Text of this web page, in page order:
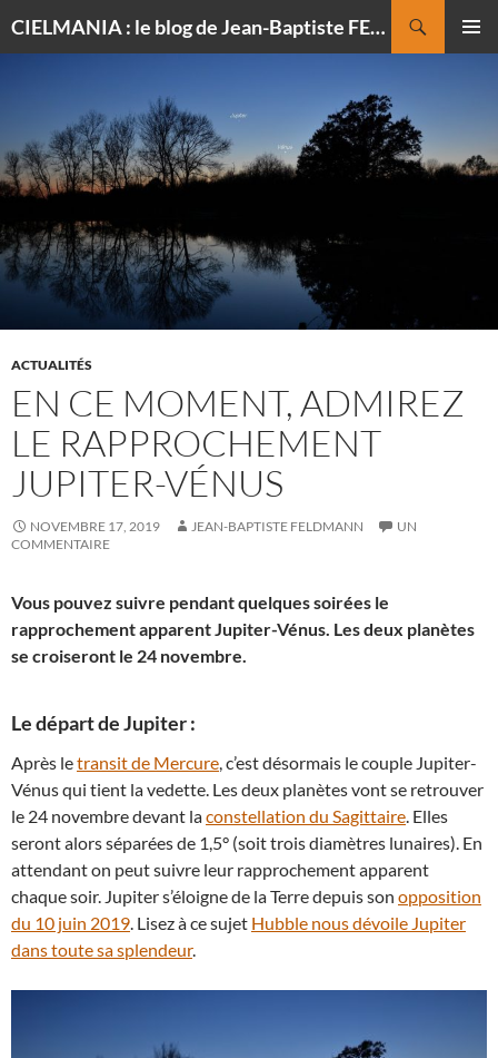
CIELMANIA : le blog de Jean-Baptiste FELDMANN, photographe du ciel
ACTUALITÉS
EN CE MOMENT, ADMIREZ
LE RAPPROCHEMENT
JUPITER-VÉNUS
NOVEMBRE 17, 2019 JEAN-BAPTISTE FELDMANN
UN
COMMENTAIRE
Vous pouvez suivre pendant quelques soirées le
rapprochement apparent Jupiter-Vénus. Les deux planètes
se croiseront le 24 novembre.
Le départ de Jupiter :
Après letransit de Mercure, c’est désormais le couple Jupiter-
Vénus qui tient la vedette. Les deux planètes vont se retrouver
le 24 novembre devant laconstellation du Sagittaire. Elles
seront alors séparées de 1,5° (soit trois diamètres lunaires). En
attendant on peut suivre leur rapprochement apparent
chaque soir. Jupiter s’éloigne de la Terre depuis son opposition
du 10 juin 2019. Lisez à ce sujet Hubble nous dévoile Jupiter
dans toute sa splendeur.